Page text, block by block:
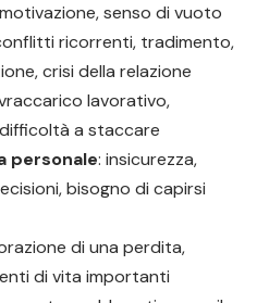
senso di vuoto
ricorrenti, tradimento,
crisi della relazione
lavorativo,
a staccare
personale: insicurezza,
bisogno di capirsi
di una perdita,
di vita importanti